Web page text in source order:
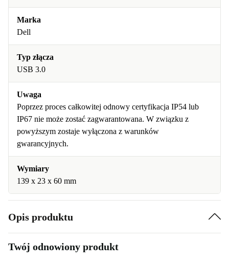
Marka
Dell
Typ złącza
USB 3.0
Uwaga
Poprzez proces całkowitej odnowy certyfikacja IP54 lub
IP67 nie może zostać zagwarantowana. W związku z
powyższym zostaje wyłączona z warunków
gwarancyjnych.
Wymiary
139 x 23 x 60 mm
Opis produktu
Twój odnowiony produkt